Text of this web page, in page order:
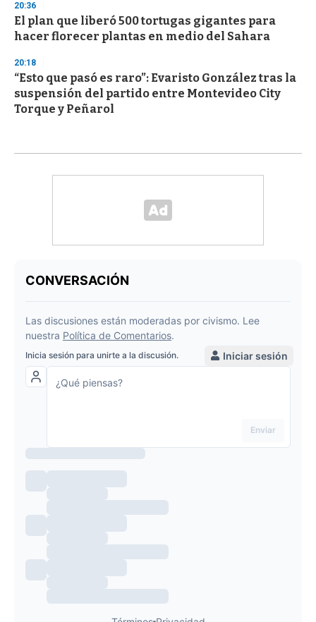
20:36
El plan que liberó 500 tortugas gigantes para
hacer florecer plantas en medio del Sahara
20:18
“Esto que pasó es raro”: Evaristo González tras la
suspensión del partido entre Montevideo City
Torque y Peñarol